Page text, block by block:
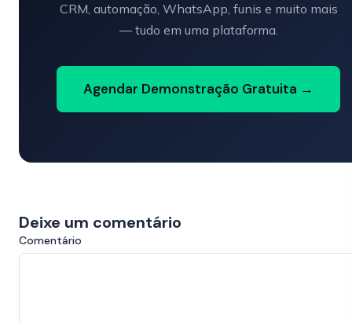
CRM, automação, WhatsApp, funis e muito mais
— tudo em uma plataforma.
Agendar Demonstração Gratuita →
Deixe um comentário
Comentário